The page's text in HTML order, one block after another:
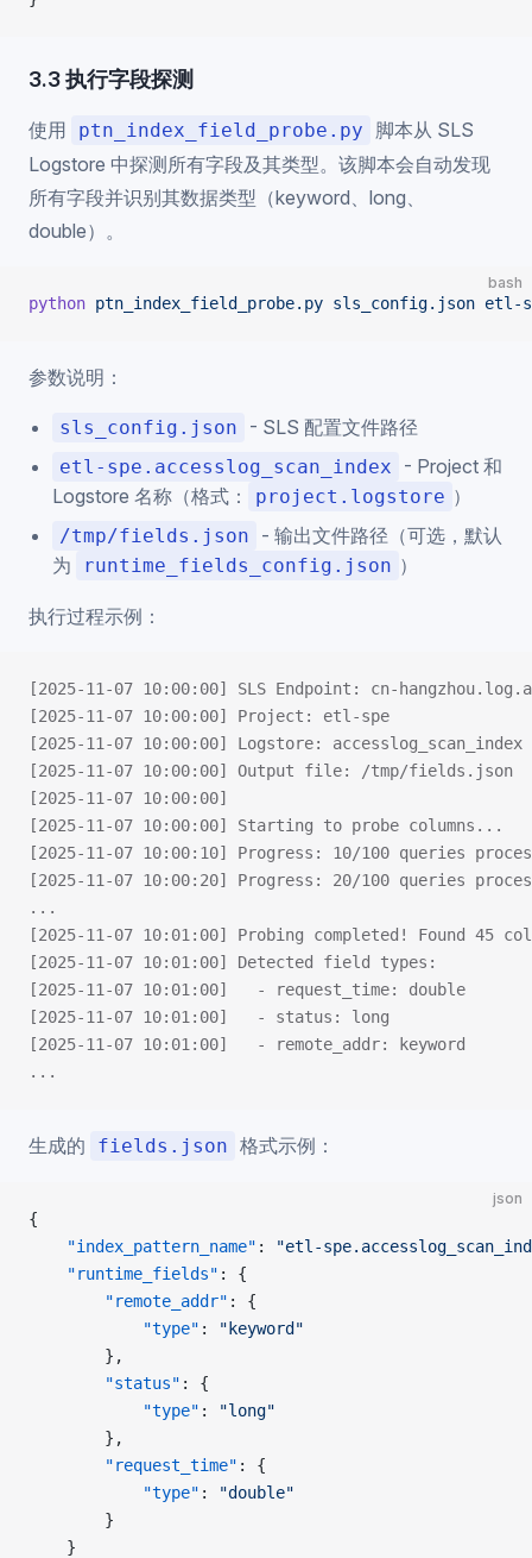
3.3 执行字段探测
使用 ptn_index_field_probe.py
脚本从 SLS
Logstore 中探测所有字段及其类型。该脚本会自动发现
所有字段并识别其数据类型（keyword、long、
double）。
bash
python ptn_index_field_probe.py sls_config.json etl-
参数说明：
sls_config.json - SLS 配置文件路径
etl-spe.accesslog_scan_index
- Project 和
Logstore 名称（格式：
project.logstore ）
/tmp/fields.json
- 输出文件路径（可选，默认
为
runtime_fields_config.json ）
执行过程示例：
[2025-11-07 10:00:00] SLS Endpoint: cn-
[2025-11-07 10:00:00] Project: etl-spe
[2025-11-07 10:00:00] Logstore: accesslog_scan_index
[2025-11-07 10:00:00] Output file: /tmp/fields.json
[2025-11-07 10:00:00]
[2025-11-07 10:00:00] Starting to probe columns...
[2025-11-07 10:00:10] Progress: 10/100 queries
[2025-11-07 10:00:20] Progress: 20/100 queries
...
[2025-11-07 10:01:00] Probing completed! Found 45
[2025-11-07 10:01:00] Detected field types:
[2025-11-07 10:01:00]   - request_time: double
[2025-11-07 10:01:00]   - status: long
[2025-11-07 10:01:00]   - remote_addr: keyword
...
生成的 fields.json 格式示例：
json
{
    "index_pattern_name"
:
"etl-
    "runtime_fields"
: {
        "remote_addr"
: {
            "type"
:
"keyword"
        },
        "status"
: {
            "type"
:
"long"
        },
        "request_time"
: {
            "type"
:
"double"
        }
    }